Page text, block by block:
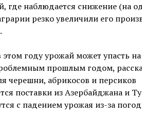
где наблюдается снижение (на
резко увеличили его
этом году урожай может упасть
прошлым годом,
черешни, абрикосов и персиков
поставки из Азербайджана и
с падением урожая из-за